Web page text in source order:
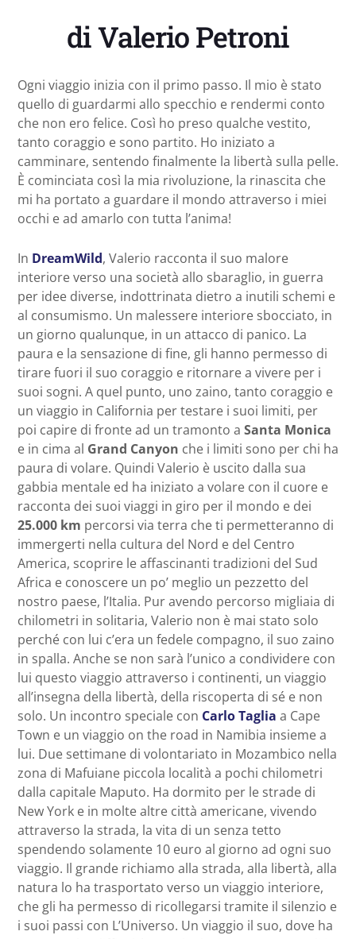
di Valerio Petroni
Ogni viaggio inizia con il primo passo. Il mio è stato
quello di guardarmi allo specchio e rendermi conto
che non ero felice. Così ho preso qualche vestito,
tanto coraggio e sono partito. Ho iniziato a
camminare, sentendo finalmente la libertà sulla pelle.
È cominciata così la mia rivoluzione, la rinascita che
mi ha portato a guardare il mondo attraverso i miei
occhi e ad amarlo con tutta l’anima!
In DreamWild, Valerio racconta il suo malore
interiore verso una società allo sbaraglio, in guerra
per idee diverse, indottrinata dietro a inutili schemi e
al consumismo. Un malessere interiore sbocciato, in
un giorno qualunque, in un attacco di panico. La
paura e la sensazione di fine, gli hanno permesso di
tirare fuori il suo coraggio e ritornare a vivere per i
suoi sogni. A quel punto, uno zaino, tanto coraggio e
un viaggio in California per testare i suoi limiti, per
poi capire di fronte ad un tramonto a Santa Monica
e in cima al Grand Canyon che i limiti sono per chi ha
paura di volare. Quindi Valerio è uscito dalla sua
gabbia mentale ed ha iniziato a volare con il cuore e
racconta dei suoi viaggi in giro per il mondo e dei
25.000 km percorsi via terra che ti permetteranno di
immergerti nella cultura del Nord e del Centro
America, scoprire le affascinanti tradizioni del Sud
Africa e conoscere un po’ meglio un pezzetto del
nostro paese, l’Italia. Pur avendo percorso migliaia di
chilometri in solitaria, Valerio non è mai stato solo
perché con lui c’era un fedele compagno, il suo zaino
in spalla. Anche se non sarà l’unico a condividere con
lui questo viaggio attraverso i continenti, un viaggio
all’insegna della libertà, della riscoperta di sé e non
solo. Un incontro speciale con Carlo Taglia a Cape
Town e un viaggio on the road in Namibia insieme a
lui. Due settimane di volontariato in Mozambico nella
zona di Mafuiane piccola località a pochi chilometri
dalla capitale Maputo. Ha dormito per le strade di
New York e in molte altre città americane, vivendo
attraverso la strada, la vita di un senza tetto
spendendo solamente 10 euro al giorno ad ogni suo
viaggio. Il grande richiamo alla strada, alla libertà, alla
natura lo ha trasportato verso un viaggio interiore,
che gli ha permesso di ricollegarsi tramite il silenzio e
i suoi passi con L’Universo. Un viaggio il suo, dove ha